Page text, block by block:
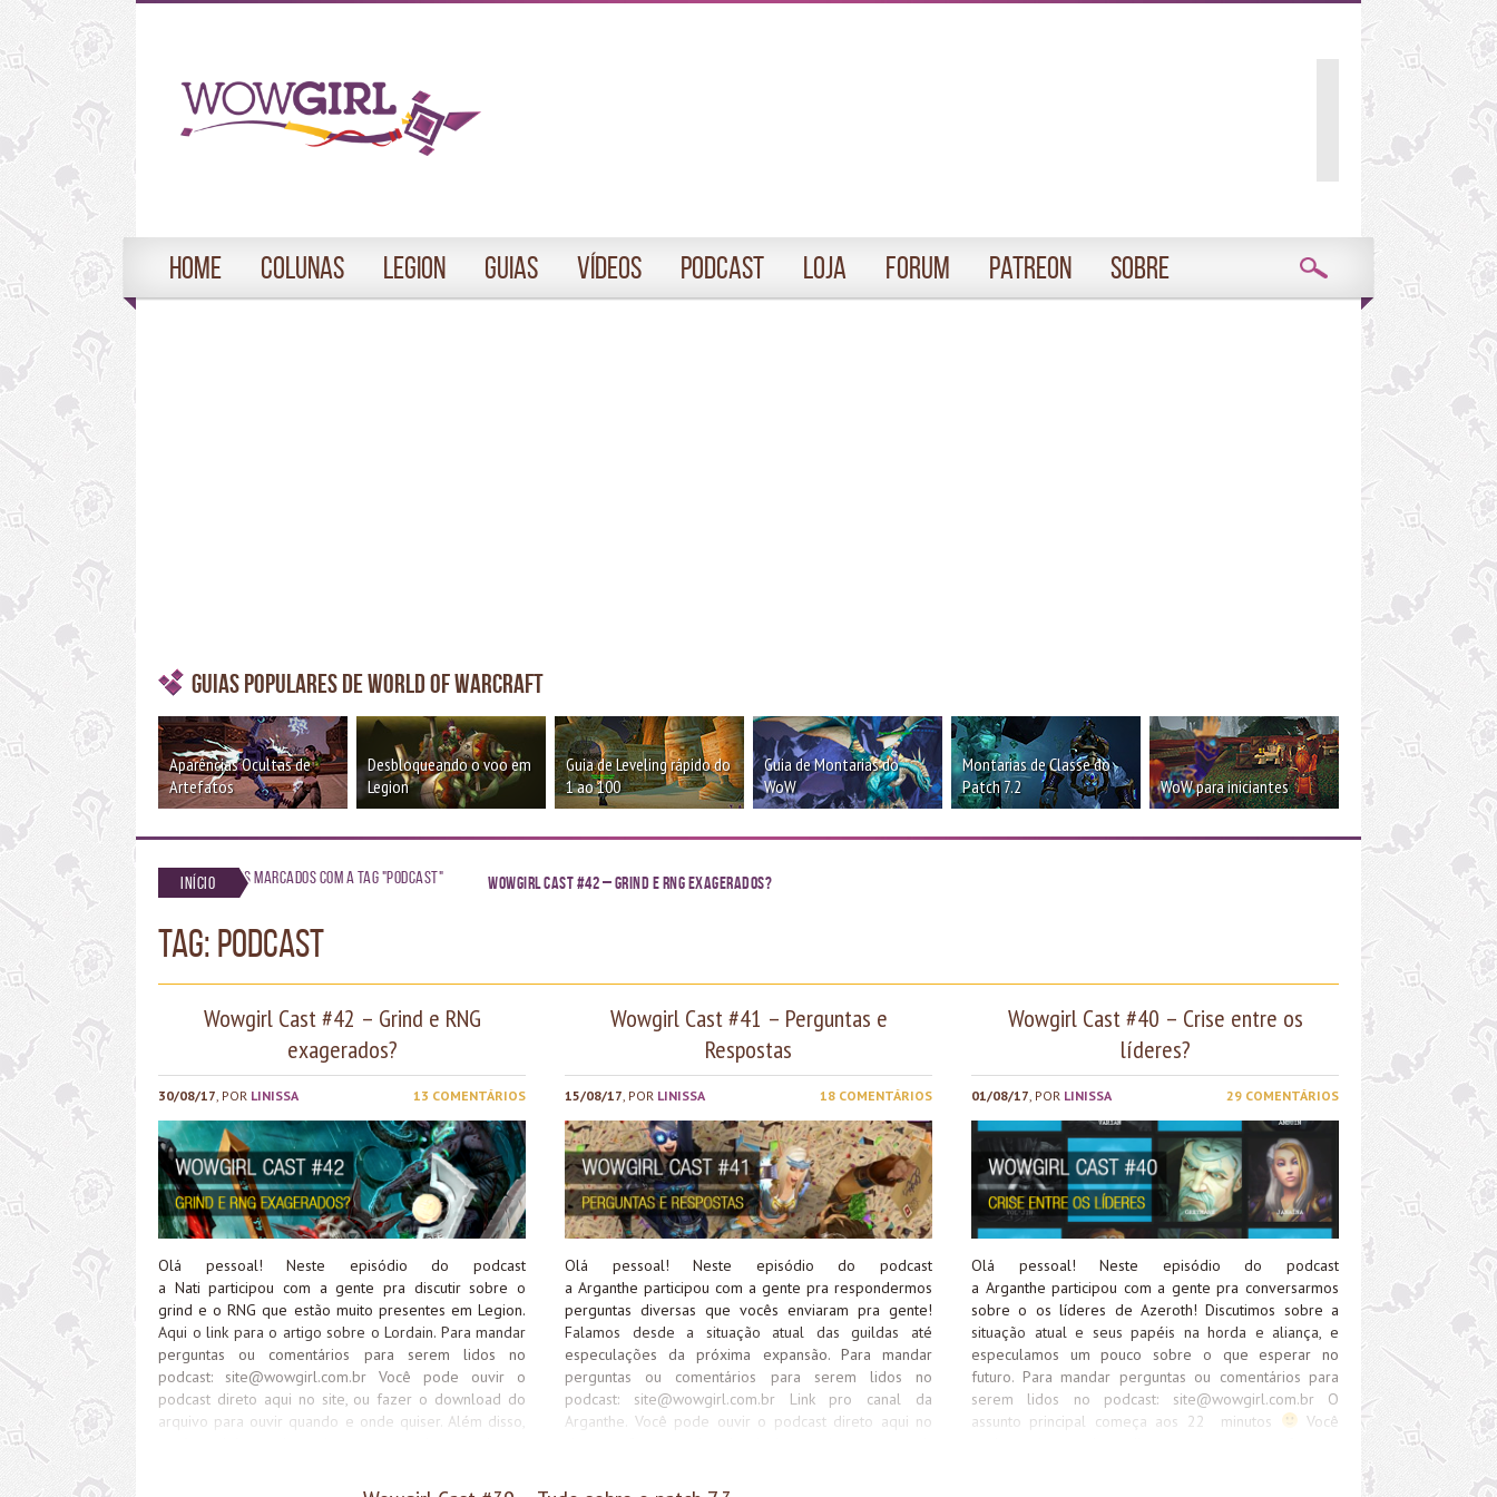
Home Colunas Legion Guias Vídeos Podcast Loja Forum Patreon Sobre
Guias Populares de World of Warcraft
Aparências Ocultas de
Artefatos
Desbloqueando o voo em
Legion
Guia de Leveling rápido do
1 ao 100
Guia de Montarias do
WoW
Montarias de Classe do
Patch 7.2
WoW para iniciantes
Início Posts marcados com a tag "podcast" Wowgirl Cast #42 – Grind e RNG exagerados?
TAG: podcast
Wowgirl Cast #42 – Grind e RNG
exagerados?
30/08/17, POR LINISSA 13 COMENTÁRIOS
Olá pessoal! Neste episódio do podcast
a Nati participou com a gente pra discutir sobre o
grind e o RNG que estão muito presentes em Legion.
Aqui o link para o artigo sobre o Lordain. Para mandar
perguntas ou comentários para serem lidos no
podcast: site@wowgirl.com.br Você pode ouvir o
podcast direto aqui no site, ou fazer o download do
arquivo para ouvir quando e onde quiser. Além disso,
http://media.blubrry.com/wowgirlcast/wowgirl.com.br/wp-
Wowgirl Cast #41 – Perguntas e
Respostas
15/08/17, POR LINISSA 18 COMENTÁRIOS
Olá pessoal! Neste episódio do podcast
a Arganthe participou com a gente pra respondermos
perguntas diversas que vocês enviaram pra gente!
Falamos desde a situação atual das guildas até
especulações da próxima expansão. Para mandar
perguntas ou comentários para serem lidos no
podcast: site@wowgirl.com.br Link pro canal da
Arganthe. Você pode ouvir o podcast direto aqui no
assinar nosso podcast no Itunes clicando aqui
Wowgirl Cast #40 – Crise entre os
líderes?
01/08/17, POR LINISSA 29 COMENTÁRIOS
Olá pessoal! Neste episódio do podcast
a Arganthe participou com a gente pra conversarmos
sobre o os líderes de Azeroth! Discutimos sobre a
situação atual e seus papéis na horda e aliança, e
especulamos um pouco sobre o que esperar no
futuro. Para mandar perguntas ou comentários para
serem lidos no podcast: site@wowgirl.com.br O
assunto principal começa aos 22 minutos
Você